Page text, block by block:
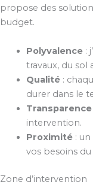
propose des
budget.
Polyvalence:
travaux, du sol
Qualité:
durer dans le
Transparence
intervention.
Proximité: un
vos besoins
Zone d’intervention